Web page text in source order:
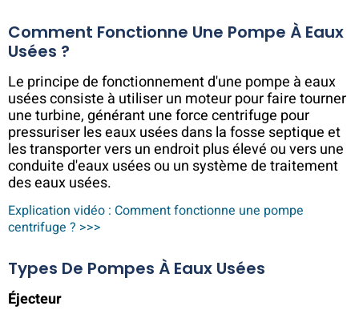
Comment Fonctionne Une Pompe À Eaux
Usées ?
Le principe de fonctionnement d'une pompe à eaux
usées consiste à utiliser un moteur pour faire tourner
une turbine, générant une force centrifuge pour
pressuriser les eaux usées dans la fosse septique et
les transporter vers un endroit plus élevé ou vers une
conduite d'eaux usées ou un système de traitement
des eaux usées.
Explication vidéo : Comment fonctionne une pompe
centrifuge ? >>>
Types De Pompes À Eaux Usées
Éjecteur